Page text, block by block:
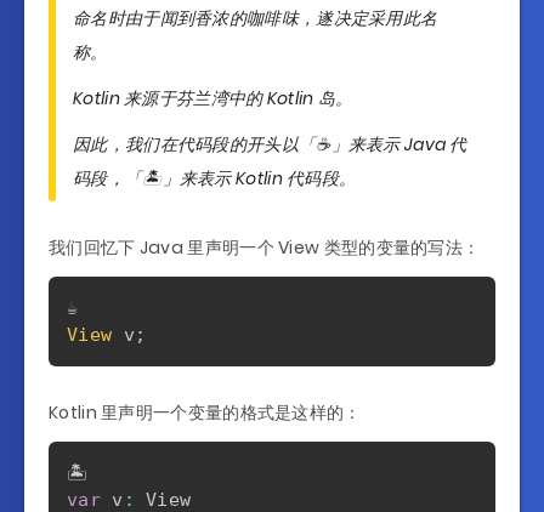
命名时由于闻到香浓的咖啡味，遂决定采用此名
称。
Kotlin 来源于芬兰湾中的 Kotlin 岛。
因此，我们在代码段的开头以「☕️」来表示 Java 代
码段，「🏝️」来表示 Kotlin 代码段。
我们回忆下 Java 里声明一个 View 类型的变量的写法：
View v ;
Kotlin 里声明一个变量的格式是这样的：
var v :